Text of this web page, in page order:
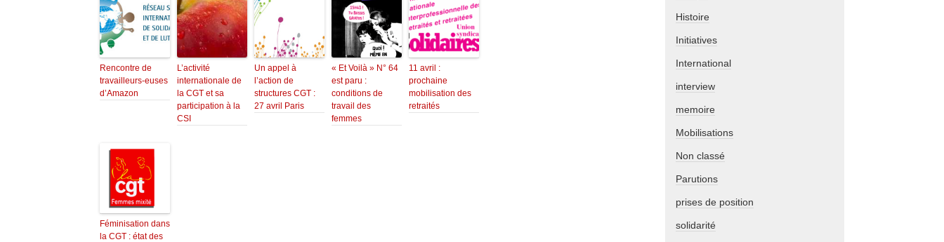
Rencontre de
travailleurs-euses
d’Amazon
L’activité
internationale de
la CGT et sa
participation à la
CSI
Un appel à
l’action de
structures CGT :
27 avril Paris
« Et Voilà » N° 64
est paru :
conditions de
travail des
femmes
11 avril :
prochaine
mobilisation des
retraités
Féminisation dans
la CGT : état des
Histoire
Initiatives
International
interview
memoire
Mobilisations
Non classé
Parutions
prises de position
solidarité